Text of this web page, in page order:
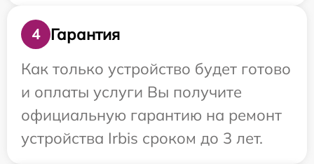
4
Гарантия
Как только устройство будет готово
и оплаты услуги Вы получите
официальную гарантию на ремонт
устройства Irbis сроком до 3 лет.